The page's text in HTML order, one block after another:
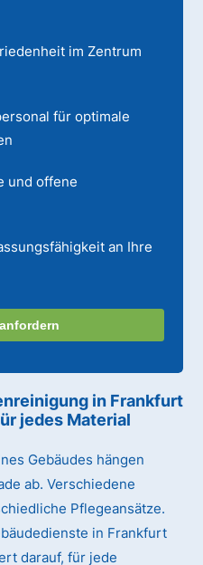
im Zentrum
für optimale
und offene
an Ihre
in Frankfurt
jedes Material
Gebäudes hängen
ab. Verschiedene
Pflegeansätze.
in Frankfurt
darauf, für jede